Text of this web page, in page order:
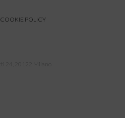
COOKIE POLICY